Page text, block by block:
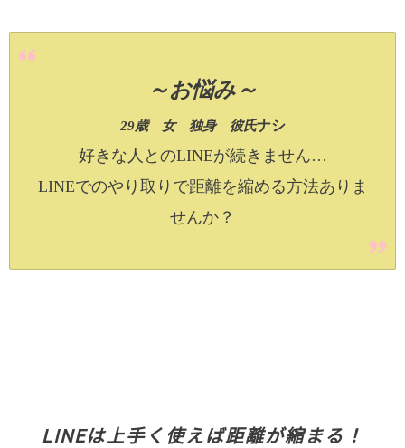
～お悩み～
29歳 女 独身 彼氏ナシ
好きな人とのLINEが続きません…
LINEでのやり取りで距離を縮める方法ありま
せんか？
LINEは上手く使えば距離が縮まる！